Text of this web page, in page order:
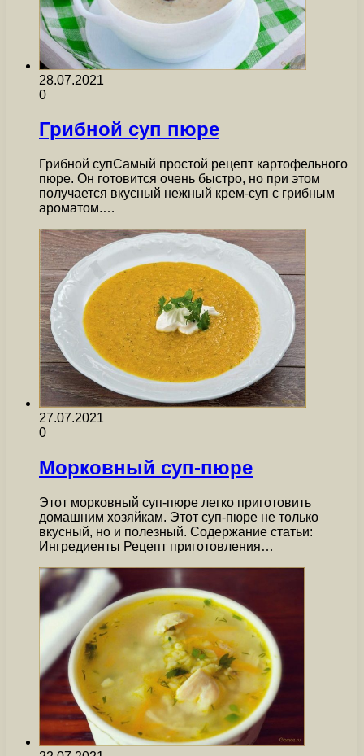
28.07.2021
0
Грибной суп пюре
Грибной супСамый простой рецепт картофельного
пюре. Он готовится очень быстро, но при этом
получается вкусный нежный крем-суп с грибным
ароматом.…
27.07.2021
0
Морковный суп-пюре
Этот морковный суп-пюре легко приготовить
домашним хозяйкам. Этот суп-пюре не только
вкусный, но и полезный. Содержание статьи:
Ингредиенты Рецепт приготовления…